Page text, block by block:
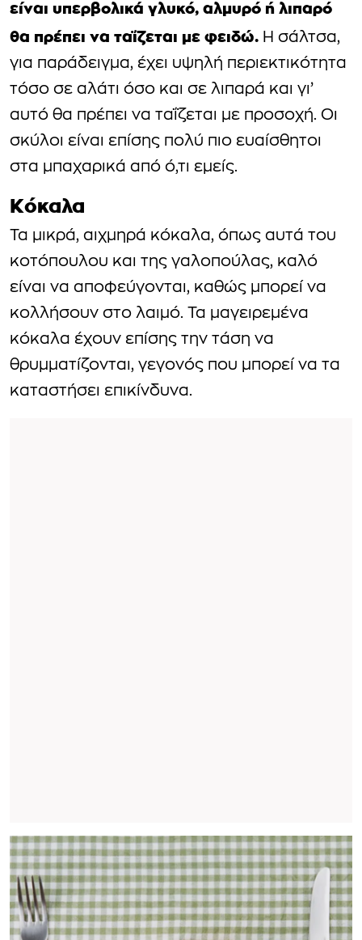
είναι υπερβολικά γλυκό, αλμυρό ή λιπαρό
θα πρέπει να ταΐζεται με φειδώ. Η σάλτσα,
για παράδειγμα, έχει υψηλή περιεκτικότητα
τόσο σε αλάτι όσο και σε λιπαρά και γι’
αυτό θα πρέπει να ταΐζεται με προσοχή. Οι
σκύλοι είναι επίσης πολύ πιο ευαίσθητοι
στα μπαχαρικά από ό,τι εμείς.
Κόκαλα
Τα μικρά, αιχμηρά κόκαλα, όπως αυτά του
κοτόπουλου και της γαλοπούλας, καλό
είναι να αποφεύγονται, καθώς μπορεί να
κολλήσουν στο λαιμό. Τα μαγειρεμένα
κόκαλα έχουν επίσης την τάση να
θρυμματίζονται, γεγονός που μπορεί να τα
καταστήσει επικίνδυνα.